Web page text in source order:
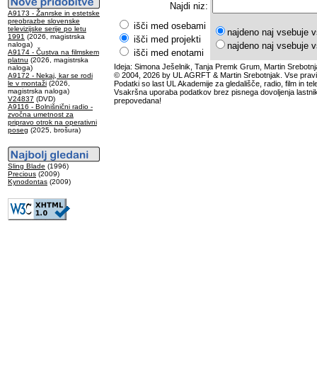
A9173 - Žanrske in estetske
preobrazbe slovenske
televizijske serije po letu
1991 (2026, magistrska
naloga)
A9174 - Čustva na filmskem
platnu (2026, magistrska
naloga)
A9172 - Nekaj, kar se rodi
le v montaži (2026,
magistrska naloga)
V24837 (DVD)
A9116 - Bolnišnični radio -
zvočna umetnost za
pripravo otrok na operativni
poseg (2025, brošura)
Sling Blade (1996)
Precious (2009)
Kynodontas (2009)
Najdi niz:
išči med osebami
išči med projekti
išči med enotami
najdeno naj vsebuje
najdeno naj vsebuje
Ideja: Simona Ješelnik, Tanja Premk Grum, Martin
© 2004, 2026 by UL AGRFT & Martin Srebotnjak. Vse
Podatki so last UL Akademije za gledališče, radio, film in
Vsakršna uporaba podatkov brez pisnega dovoljenja
prepovedana!